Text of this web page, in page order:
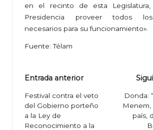
en el recinto de esta
Presidencia proveer todos
necesarios para su funcionamiento».
Fuente: Télam
Navegación
de
entradas
Entrada anterior
Festival contra el veto
del Gobierno porteño
a la Ley de
Reconocimiento a la
Donda:
país,